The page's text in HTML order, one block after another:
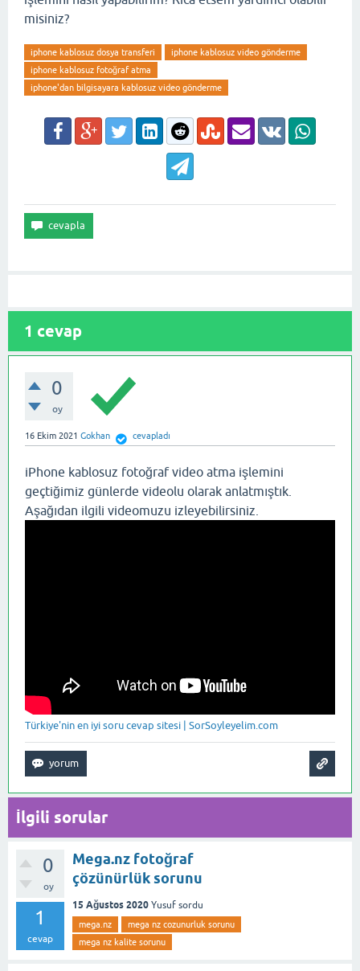
misiniz?
iphone kablosuz dosya transferi
iphone kablosuz video gönderme
iphone kablosuz fotoğraf atma
iphone'dan bilgisayara kablosuz video gönderme
1 cevap
0
oy
16 Ekim 2021 Gokhan cevapladı
iPhone kablosuz fotoğraf video atma işlemini
geçtiğimiz günlerde videolu olarak anlatmıştık.
Aşağıdan ilgili videomuzu izleyebilirsiniz.
Türkiye'nin en iyi soru cevap sitesi | SorSoyleyelim.com
İlgili sorular
0
oy
1
cevap
Mega.nz fotoğraf
çözünürlük sorunu
15 Ağustos 2020 Yusuf sordu
mega.nz
mega nz cozunurluk sorunu
mega nz kalite sorunu